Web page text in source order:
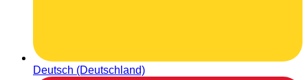
Deutsch (Deutschland)